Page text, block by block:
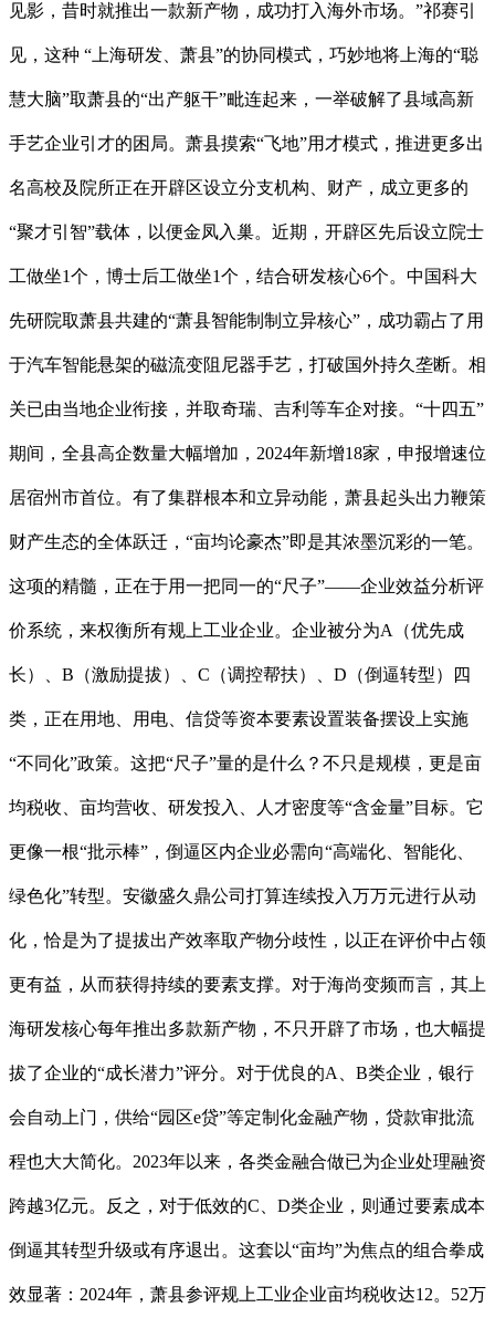
见影，昔时就推出一款新产物，成功打入海外市场。”祁赛引
见，这种 “上海研发、萧县”的协同模式，巧妙地将上海的“聪
慧大脑”取萧县的“出产躯干”毗连起来，一举破解了县域高新
手艺企业引才的困局。萧县摸索“飞地”用才模式，推进更多出
名高校及院所正在开辟区设立分支机构、财产，成立更多的
“聚才引智”载体，以便金凤入巢。近期，开辟区先后设立院士
工做坐1个，博士后工做坐1个，结合研发核心6个。中国科大
先研院取萧县共建的“萧县智能制制立异核心”，成功霸占了用
于汽车智能悬架的磁流变阻尼器手艺，打破国外持久垄断。相
关已由当地企业衔接，并取奇瑞、吉利等车企对接。“十四五”
期间，全县高企数量大幅增加，2024年新增18家，申报增速位
居宿州市首位。有了集群根本和立异动能，萧县起头出力鞭策
财产生态的全体跃迁，“亩均论豪杰”即是其浓墨沉彩的一笔。
这项的精髓，正在于用一把同一的“尺子”——企业效益分析评
价系统，来权衡所有规上工业企业。企业被分为A（优先成
长）、B（激励提拔）、C（调控帮扶）、D（倒逼转型）四
类，正在用地、用电、信贷等资本要素设置装备摆设上实施
“不同化”政策。这把“尺子”量的是什么？不只是规模，更是亩
均税收、亩均营收、研发投入、人才密度等“含金量”目标。它
更像一根“批示棒”，倒逼区内企业必需向“高端化、智能化、
绿色化”转型。安徽盛久鼎公司打算连续投入万万元进行从动
化，恰是为了提拔出产效率取产物分歧性，以正在评价中占领
更有益，从而获得持续的要素支撑。对于海尚变频而言，其上
海研发核心每年推出多款新产物，不只开辟了市场，也大幅提
拔了企业的“成长潜力”评分。对于优良的A、B类企业，银行
会自动上门，供给“园区e贷”等定制化金融产物，贷款审批流
程也大大简化。2023年以来，各类金融合做已为企业处理融资
跨越3亿元。反之，对于低效的C、D类企业，则通过要素成本
倒逼其转型升级或有序退出。这套以“亩均”为焦点的组合拳成
效显著：2024年，萧县参评规上工业企业亩均税收达12。52万